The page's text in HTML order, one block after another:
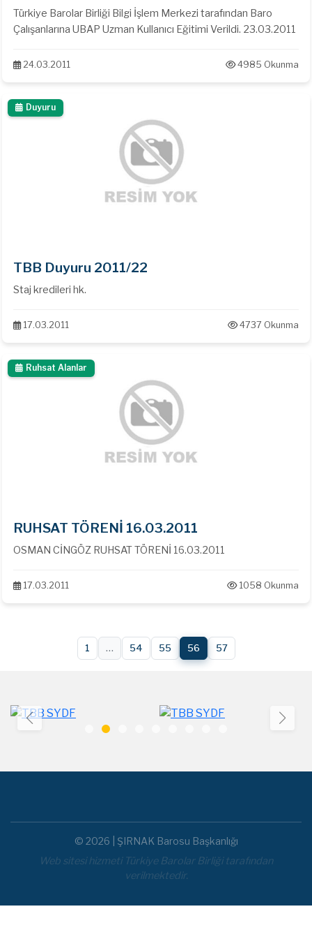
Türkiye Barolar Birliği Bilgi İşlem Merkezi tarafından Baro
Çalışanlarına UBAP Uzman Kullanıcı Eğitimi Verildi. 23.03.2011
24.03.2011 4985 Okunma
Duyuru
TBB Duyuru 2011/22
Staj kredileri hk.
17.03.2011 4737 Okunma
Ruhsat Alanlar
RUHSAT TÖRENİ 16.03.2011
OSMAN CİNGÖZ RUHSAT TÖRENİ 16.03.2011
17.03.2011 1058 Okunma
1 … 54 55 56 57
© 2026 | ŞIRNAK Barosu Başkanlığı
Web sitesi hizmeti Türkiye Barolar Birliği tarafından
verilmektedir.